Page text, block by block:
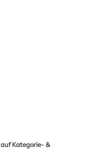
Kategorie- &